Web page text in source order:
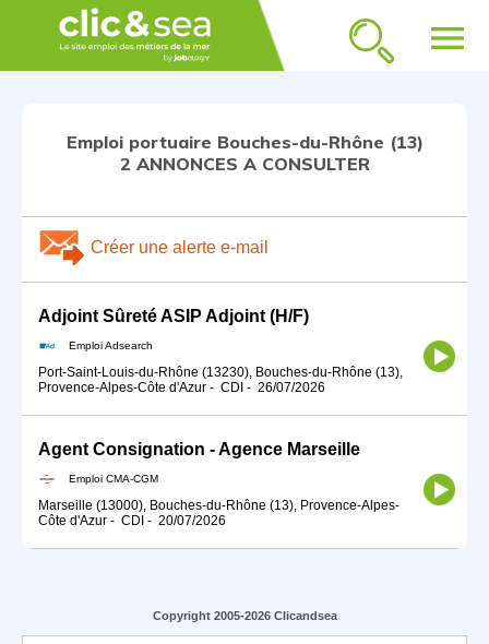
menu
Emploi portuaire Bouches-du-Rhône (13)
2 ANNONCES A CONSULTER
Créer une alerte e-mail
Adjoint Sûreté ASIP Adjoint (H/F)
Emploi Adsearch
Port-Saint-Louis-du-Rhône (13230), Bouches-du-Rhône (13),
Provence-Alpes-Côte d'Azur - CDI - 26/07/2026
Agent Consignation - Agence Marseille
Emploi CMA-CGM
Marseille (13000), Bouches-du-Rhône (13), Provence-Alpes-
Côte d'Azur - CDI - 20/07/2026
Copyright 2005-2026 Clicandsea